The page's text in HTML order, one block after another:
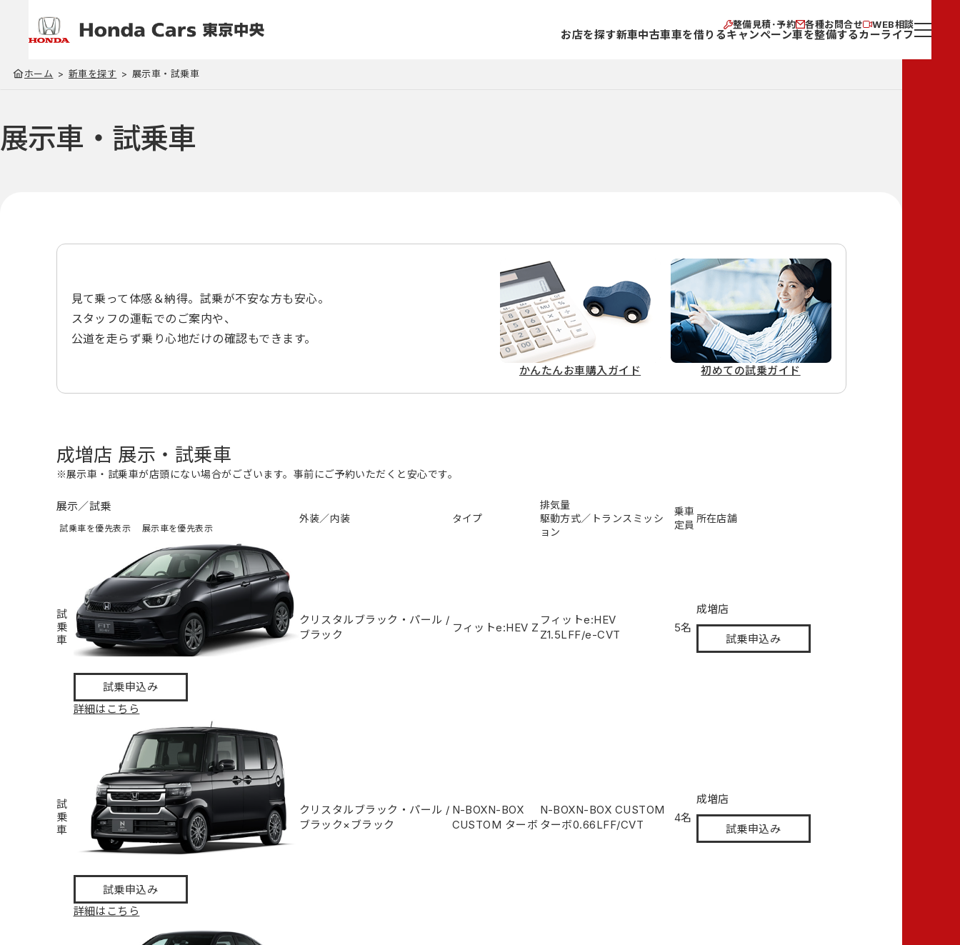
整備見積･予約 各種お問合せ WEB相談
お店を探す新車中古車車を借りるキャンペーン車を整備するカーライフ
ホーム 新車を探す 展示車・試乗車
展示車・試乗車
見て乗って体感＆納得。試乗が不安な方も安心。
スタッフの運転でのご案内や、
公道を走らず乗り心地だけの確認もできます。
かんたんお車購入ガイド 初めての試乗ガイド
成増店 展示・試乗車
※展示車・試乗車が店頭にない場合がございます。事前にご予約いただくと安心です。
展示／試乗
試乗車を優先表示 展示車を優先表示
外装／内装 タイプ
排気量
駆動方式／トランスミッシ
ョン
乗車
定員
所在店舗
試
乗
車
試乗申込み
詳細はこちら
クリスタルブラック・パール /
ブラック
フィットe:HEV Z
フィットe:HEV
Z1.5LFF/e-CVT
5名
成増店
試乗申込み
試
乗
車
試乗申込み
詳細はこちら
クリスタルブラック・パール /
ブラック×ブラック
N-BOXN-BOX
CUSTOM ターボ
N-BOXN-BOX CUSTOM
ターボ0.66LFF/CVT
4名
成増店
試乗申込み